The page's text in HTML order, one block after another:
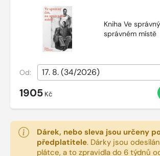
Kniha Ve
správném místě
Od:
1905 Kč
Dárek, nebo sleva jsou určeny
předplatitele. Dárky jsou
plátce, a to zpravidla do 6 týdnů